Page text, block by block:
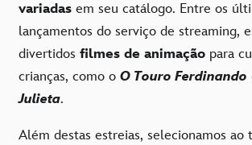
variadas em seu catálogo. Entre os
lançamentos do serviço de streaming,
divertidos filmes de animação para
crianças, como o O Touro Ferdinando
Julieta.
Além destas estreias, selecionamos ao